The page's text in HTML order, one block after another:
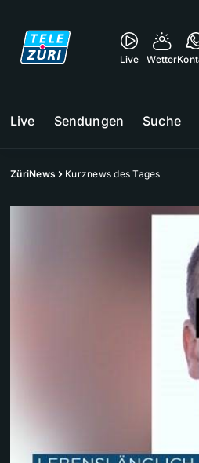
Live Wetter
Live Sendungen Suche
ZüriNews Kurznews des Tages